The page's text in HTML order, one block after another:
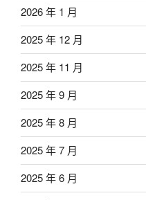
2026 年 1 月
2025 年 12 月
2025 年 11 月
2025 年 9 月
2025 年 8 月
2025 年 7 月
2025 年 6 月